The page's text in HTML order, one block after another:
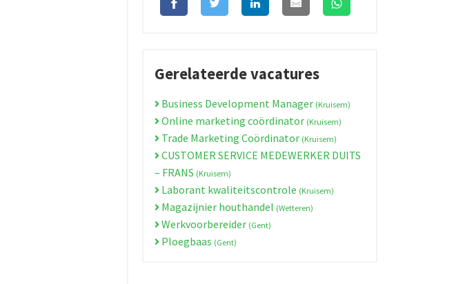
Gerelateerde vacatures
Business Development Manager (Kruisem)
Online marketing coördinator (Kruisem)
Trade Marketing Coördinator (Kruisem)
CUSTOMER SERVICE MEDEWERKER DUITS
– FRANS (Kruisem)
Laborant kwaliteitscontrole (Kruisem)
Magazijnier houthandel (Wetteren)
Werkvoorbereider (Gent)
Ploegbaas (Gent)